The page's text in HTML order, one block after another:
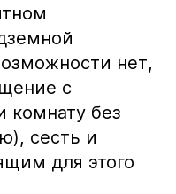
нет,
с
комнату без
сесть и
для этого